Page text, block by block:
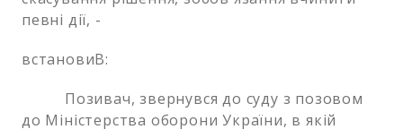
певні дії, -
встановиВ:
Позивач, звернувся до суду з позовом
до Міністерства оборони України, в якій